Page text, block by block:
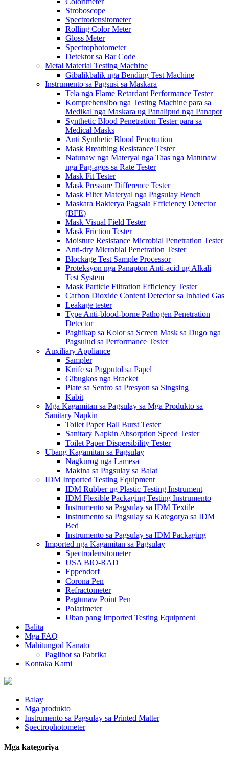
Stroboscope
Spectrodensitometer
Rolling Color Meter
Gloss Meter
Spectrophotometer
Detektor sa Bar Code
Metal Material Testing Machine
Gibalikbalik nga Bending Test Machine
Instrumento sa Pagsusi sa Maskara
Tela nga Flame Retardant Performance Tester
Komprehensibo nga Testing Machine para sa
Medikal nga Maskara ug Panalipud nga Panapot
Synthetic Blood Penetration Tester para sa
Medical Masks
Anti Synthetic Blood Penetration
Mask Breathing Resistance Tester
Natunaw nga Materyal nga Taas nga Matunaw
nga Pag-agos sa Rate Tester
Mask Fit Tester
Mask Pressure Difference Tester
Mask Filter Materyal nga Pagsulay Bench
Maskara Bakterya Pagsala Efficiency Detector
(BFE)
Mask Visual Field Tester
Mask Friction Tester
Moisture Resistance Microbial Penetration Tester
Anti-dry Microbial Penetration Tester
Blockage Test Sample Processor
Proteksyon nga Panapton Anti-acid ug Alkali
Test System
Mask Particle Filtration Efficiency Tester
Carbon Dioxide Content Detector sa Inhaled Gas
Leakage tester
Type Anti-blood-borne Pathogen Penetration
Detector
Paghikap sa Kolor sa Screen Mask sa Dugo nga
Pagsulud sa Performance Tester
Auxiliary Appliance
Sampler
Knife sa Pagputol sa Papel
Gibugkos nga Bracket
Plate sa Sentro sa Presyon sa Singsing
Kabit
Mga Kagamitan sa Pagsulay sa Mga Produkto sa
Sanitary Napkin
Toilet Paper Ball Burst Tester
Sanitary Napkin Absorption Speed ​​Tester
Toilet Paper Dispersibility Tester
Ubang Kagamitan sa Pagsulay
Nagkurog nga Lamesa
Makina sa Pagsulay sa Balat
IDM Imported Testing Equipment
IDM Rubber ug Plastic Testing Instrument
IDM Flexible Packaging Testing Instrumento
Instrumento sa Pagsulay sa IDM Textile
Instrumento sa Pagsulay sa Kategorya sa IDM
Bed
Instrumento sa Pagsulay sa IDM Packaging
Imported nga Kagamitan sa Pagsulay
Spectrodensitometer
USA BIO-RAD
Eppendorf
Corona Pen
Refractometer
Pagtunaw Point Pen
Polarimeter
Uban pang Imported Testing Equipment
Balita
Mga FAQ
Mahitungod Kanato
Paglibot sa Pabrika
Kontaka Kami
Balay
Mga produkto
Instrumento sa Pagsulay sa Printed Matter
Spectrophotometer
Mga kategoriya